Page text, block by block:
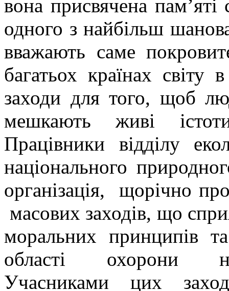
вона присвячена
одного з найбільш
вважають саме
багатьох країнах світу
заходи для того, щоб
мешкають живі
Працівники відділу
національного
організація, щорічно
масових заходів, що
моральних принципів
області охорони
Учасниками цих